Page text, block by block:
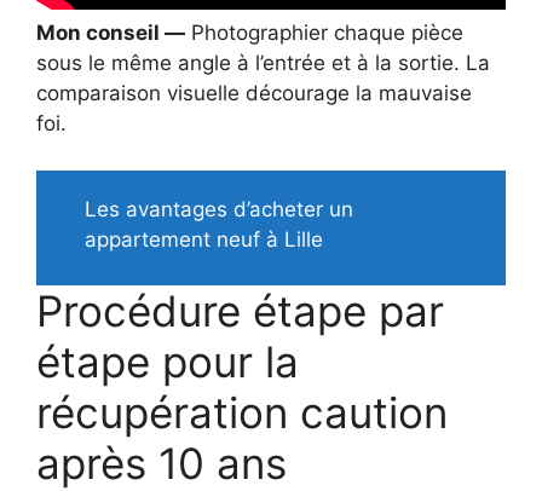
Mon conseil — Photographier chaque pièce
sous le même angle à l’entrée et à la sortie. La
comparaison visuelle décourage la mauvaise
foi.
Les avantages d’acheter un
appartement neuf à Lille
Procédure étape par
étape pour la
récupération caution
après 10 ans